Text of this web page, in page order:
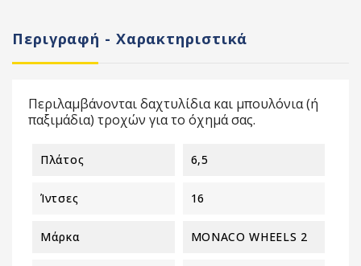
Περιγραφή - Χαρακτηριστικά
Περιλαμβάνονται δαχτυλίδια και μπουλόνια (ή
παξιμάδια) τροχών για το όχημά σας.
Πλάτος 6,5
Ίντσες 16
Μάρκα MONACO WHEELS 2